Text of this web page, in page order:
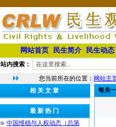
网站首页 民生简介 民生动态
站内搜索：
您当前所在的位置： 网站主
相 关 文 章
最 新 热 门
中国维稳与人权动态（总第
每关